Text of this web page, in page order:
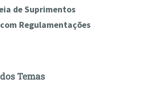
de Suprimentos
Regulamentações
Temas